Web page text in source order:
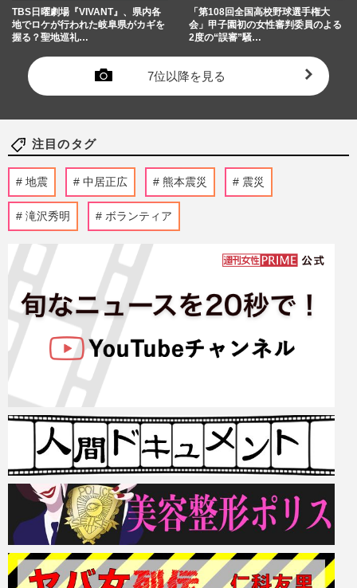
TBS日曜劇場『VIVANT』、県内各
地でロケが行われた岐阜県がカギを
握る？聖地巡礼…
「第108回全国高校野球選手権大
会」甲子園初の女性審判委員のよる
2度の“誤審”騒…
7位以降を見る
注目のタグ
地震 中居正広 熊本震災 震災
滝沢秀明 ボランティア